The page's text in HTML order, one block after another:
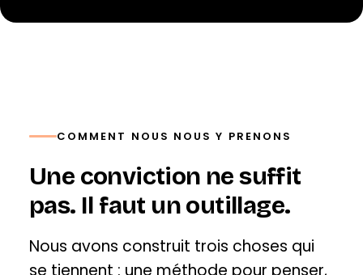
COMMENT NOUS NOUS Y PRENONS
Une conviction ne suffit
pas. Il faut un outillage.
Nous avons construit trois choses qui
se tiennent : une méthode pour penser,